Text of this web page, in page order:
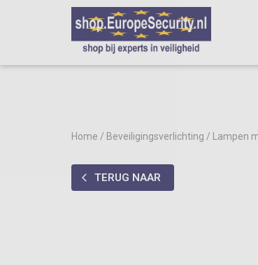
Home / Beveiligingsverlichting / Lampen
arrow_back_ios TERUG NAAR